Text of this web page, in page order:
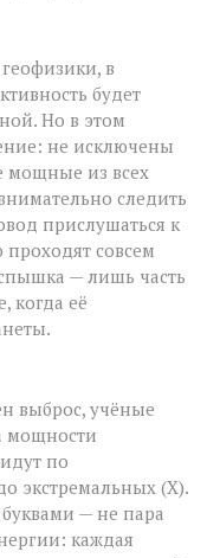
в
будет
Но в этом
не исключены
мощные из всех
следить
прислушаться к
проходят совсем
— лишь часть
когда её
выброс, учёные
мощности
по
экстремальных (X).
— не пара
каждая